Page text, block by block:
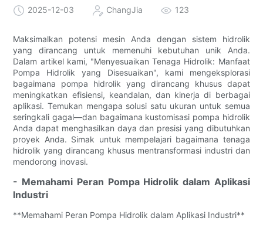
2025-12-03 ChangJia 123
Maksimalkan potensi mesin Anda dengan sistem hidrolik
yang dirancang untuk memenuhi kebutuhan unik Anda.
Dalam artikel kami, "Menyesuaikan Tenaga Hidrolik: Manfaat
Pompa Hidrolik yang Disesuaikan", kami mengeksplorasi
bagaimana pompa hidrolik yang dirancang khusus dapat
meningkatkan efisiensi, keandalan, dan kinerja di berbagai
aplikasi. Temukan mengapa solusi satu ukuran untuk semua
seringkali gagal—dan bagaimana kustomisasi pompa hidrolik
Anda dapat menghasilkan daya dan presisi yang dibutuhkan
proyek Anda. Simak untuk mempelajari bagaimana tenaga
hidrolik yang dirancang khusus mentransformasi industri dan
mendorong inovasi.
- Memahami Peran Pompa Hidrolik dalam Aplikasi
Industri
**Memahami Peran Pompa Hidrolik dalam Aplikasi Industri**